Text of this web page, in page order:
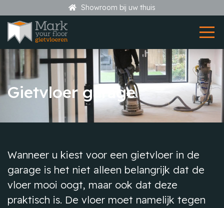
Showroom bij uw thuis
Gietvloer garage
Wanneer u kiest voor een gietvloer in de
garage is het niet alleen belangrijk dat de
vloer mooi oogt, maar ook dat deze
praktisch is. De vloer moet namelijk tegen